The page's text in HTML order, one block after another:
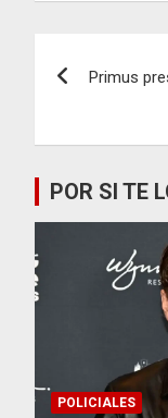
entradas
Primus
POR SI TE
POLICIALES